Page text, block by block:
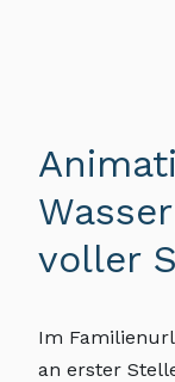
voller
Im
an erster